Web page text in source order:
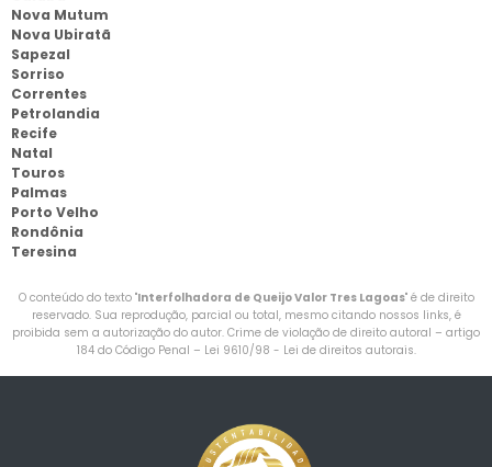
Nova Mutum
Nova Ubiratã
Sapezal
Sorriso
Correntes
Petrolandia
Recife
Natal
Touros
Palmas
Porto Velho
Rondônia
Teresina
O conteúdo do texto "Interfolhadora de Queijo Valor Tres Lagoas" é de direito
reservado. Sua reprodução, parcial ou total, mesmo citando nossos links, é
proibida sem a autorização do autor. Crime de violação de direito autoral – artigo
184 do Código Penal – Lei 9610/98 - Lei de direitos autorais.